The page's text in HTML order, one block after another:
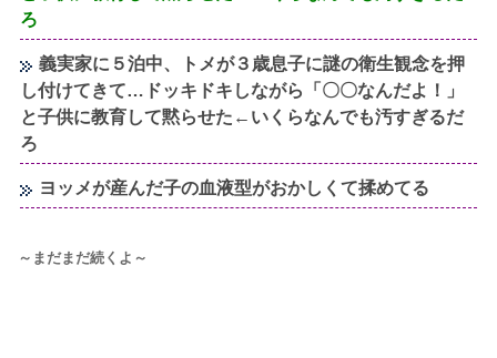
ろ
義実家に５泊中、トメが３歳息子に謎の衛生観念を押
し付けてきて…ドッキドキしながら「〇〇なんだよ！」
と子供に教育して黙らせた←いくらなんでも汚すぎるだ
ろ
ヨッメが産んだ子の血液型がおかしくて揉めてる
～まだまだ続くよ～